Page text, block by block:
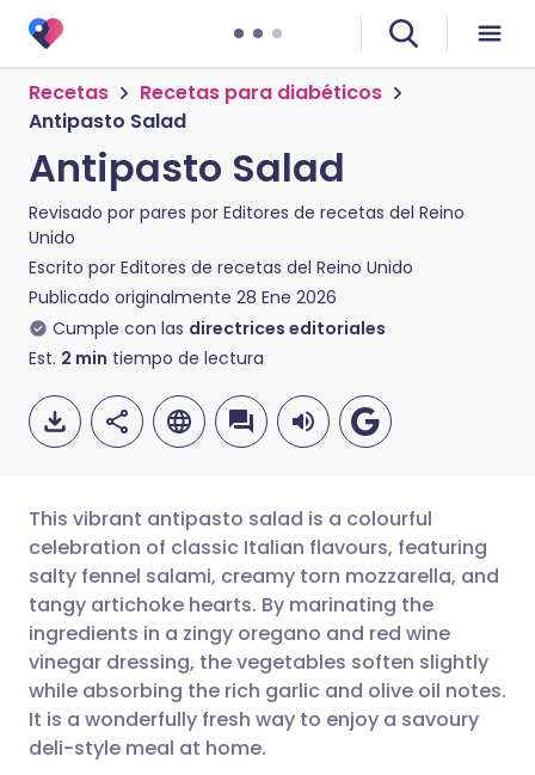
Recetas
Recetas para diabéticos
Antipasto Salad
Antipasto Salad
Revisado por pares por Editores de recetas del Reino
Unido
Escrito por Editores de recetas del Reino Unido
Publicado originalmente 28 Ene 2026
Cumple con las directrices editoriales
Est. 2 min tiempo de lectura
Compartir por correo
electrónico
Compartir en Facebook
Compartir en LinkedIn
🇬🇧 English 🇩🇪 Deutsch
🇪🇸 Español 🇫🇷 Français
🇮🇹 Italiano 🇵🇹
This vibrant antipasto salad is a colourful
celebration of classic Italian flavours, featuring
salty fennel salami, creamy torn mozzarella, and
tangy artichoke hearts. By marinating the
ingredients in a zingy oregano and red wine
vinegar dressing, the vegetables soften slightly
while absorbing the rich garlic and olive oil notes.
It is a wonderfully fresh way to enjoy a savoury
deli-style meal at home.